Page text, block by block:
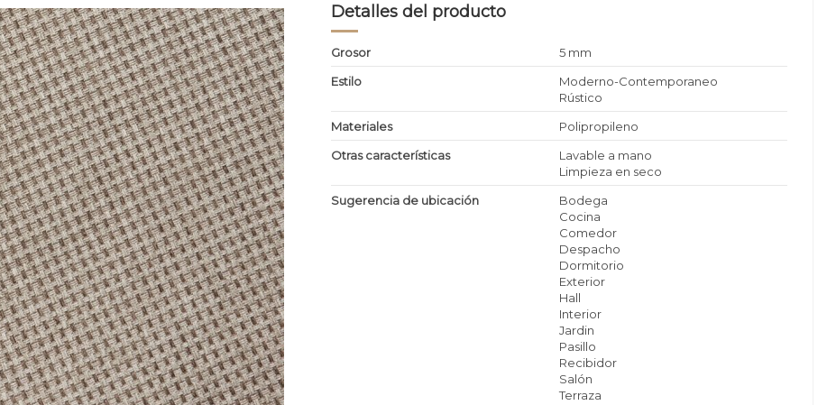
Detalles del producto
Grosor
5 mm
Estilo
Moderno-Contemporaneo
Rústico
Materiales
Polipropileno
Otras características
Lavable a mano
Limpieza en seco
Sugerencia de ubicación
Bodega
Cocina
Comedor
Despacho
Dormitorio
Exterior
Hall
Interior
Jardin
Pasillo
Recibidor
Salón
Terraza